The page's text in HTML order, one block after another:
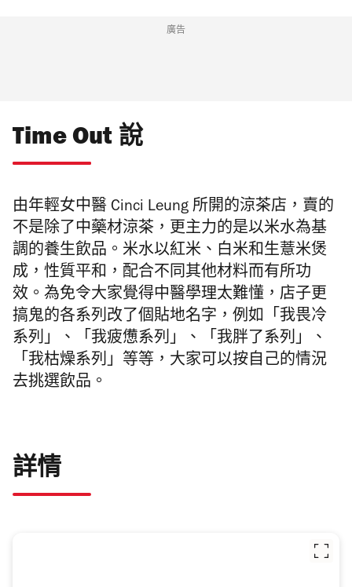
廣告
Time Out 說
由年輕女中醫 Cinci Leung 所開的涼茶店，賣的
不是除了中藥材涼茶，更主力的是以米水為基
調的養生飲品。米水以紅米、白米和生薏米煲
成，性質平和，配合不同其他材料而有所功
效。為免令大家覺得中醫學理太難懂，店子更
搞鬼的各系列改了個貼地名字，例如「我畏冷
系列」、「我疲憊系列」、「我胖了系列」、
「我枯燥系列」等等，大家可以按自己的情況
去挑選飲品。
詳情